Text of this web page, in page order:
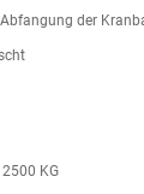
der
KG